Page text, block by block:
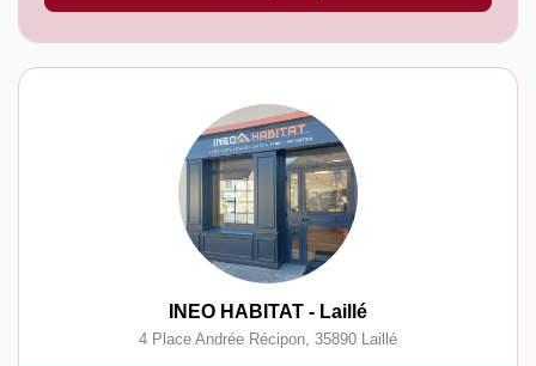
INEO HABITAT - Laillé
4 Place Andrée Récipon, 35890 Laillé